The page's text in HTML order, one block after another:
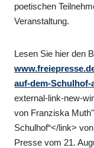
poetischen
Veranstaltung.
Lesen Sie hier den
auf-dem-Schulhof-
external-link-new-
von Franziska
Schulhof“</link>
Presse vom 21.